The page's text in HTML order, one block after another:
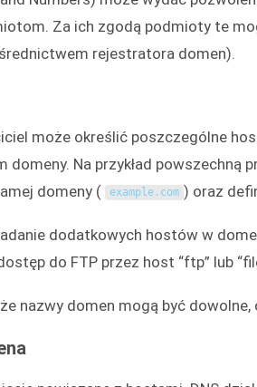
Za ich zgodą podmioty te
rejestratora domen).
może określić poszczególne
domeny. Na przykład powszechną
domeny (
example. com ) oraz
dodatkowych hostów w
do FTP przez host “ftp” lub
nazwy domen mogą być